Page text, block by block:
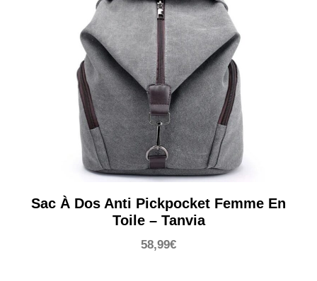
Sac À Dos Anti Pickpocket Femme En
Toile – Tanvia
58,99€